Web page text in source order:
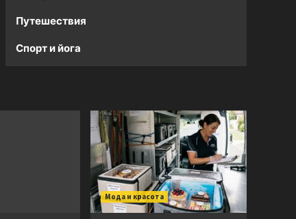
Путешествия
Спорт и йога
Мода и красота